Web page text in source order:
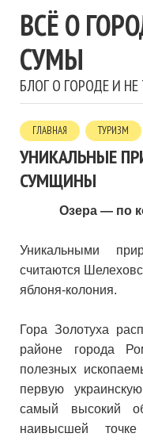
ВСЁ О
СУМЫ
БЛОГ О ГОРОДЕ И
ГЛАВНАЯ ТУРИЗМ
УНИКАЛЬНЫЕ
СУМЩИНЫ
Озера — по
Уникальными
считаются
яблоня-колония.
Гора Золотуха
районе города
полезных
первую
самый высокий
наивысшей